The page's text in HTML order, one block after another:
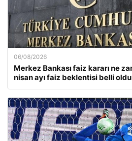
06/08/2026
Merkez Bankası faiz kararı ne
nisan ayı faiz beklentisi belli oldu